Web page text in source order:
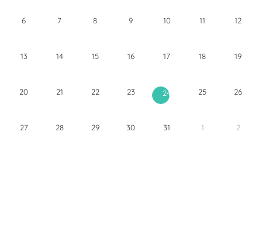
6 7 8 9 10 11 12
13 14 15 16 17 18 19
20 21 22 23 24 25 26
27 28 29 30 31 1 2